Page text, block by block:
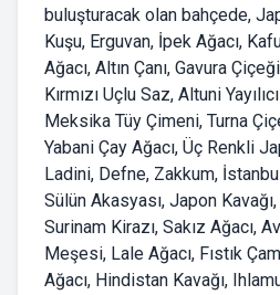
buluşturacak olan bahçede,
Kuşu, Erguvan, İpek Ağacı,
Ağacı, Altın Çanı, Gavura
Kırmızı Uçlu Saz, Altuni
Meksika Tüy Çimeni, Turna
Yabani Çay Ağacı, Üç Renkli
Ladini, Defne, Zakkum,
Sülün Akasyası, Japon Kavağı,
Surinam Kirazı, Sakız Ağacı,
Meşesi, Lale Ağacı, Fıstık
Ağacı, Hindistan Kavağı,